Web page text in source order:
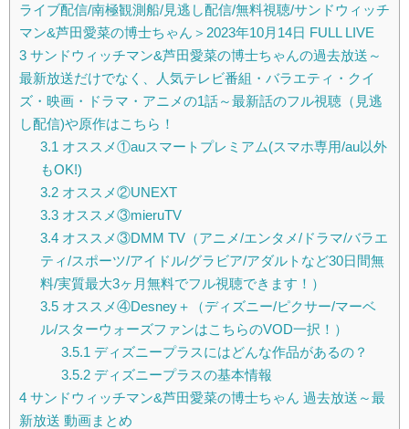
ライブ配信/南極観測船/見逃し配信/無料視聴/サンドウィッチ
マン&芦田愛菜の博士ちゃん＞2023年10月14日 FULL LIVE
3 サンドウィッチマン&芦田愛菜の博士ちゃんの過去放送～
最新放送だけでなく、人気テレビ番組・バラエティ・クイ
ズ・映画・ドラマ・アニメの1話～最新話のフル視聴（見逃
し配信)や原作はこちら！
3.1 オススメ①auスマートプレミアム(スマホ専用/au以外
もOK!)
3.2オススメ②UNEXT
3.3オススメ③mieruTV
3.4オススメ③DMM TV（アニメ/エンタメ/ドラマ/バラエ
ティ/スポーツ/アイドル/グラビア/アダルトなど30日間無
料/実質最大3ヶ月無料でフル視聴できます！）
3.5オススメ④Desney＋（ディズニー/ピクサー/マーベ
ル/スターウォーズファンはこちらのVOD一択！）
3.5.1 ディズニープラスにはどんな作品があるの？
3.5.2ディズニープラスの基本情報
4 サンドウィッチマン&芦田愛菜の博士ちゃん 過去放送～最
新放送 動画まとめ